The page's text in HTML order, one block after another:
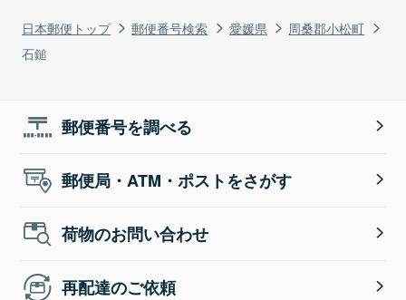
日本郵便トップ 郵便番号検索 愛媛県
周桑郡小松町
石鎚
郵便番号を調べる
郵便局・ATM・ポストをさがす
荷物のお問い合わせ
再配達のご依頼